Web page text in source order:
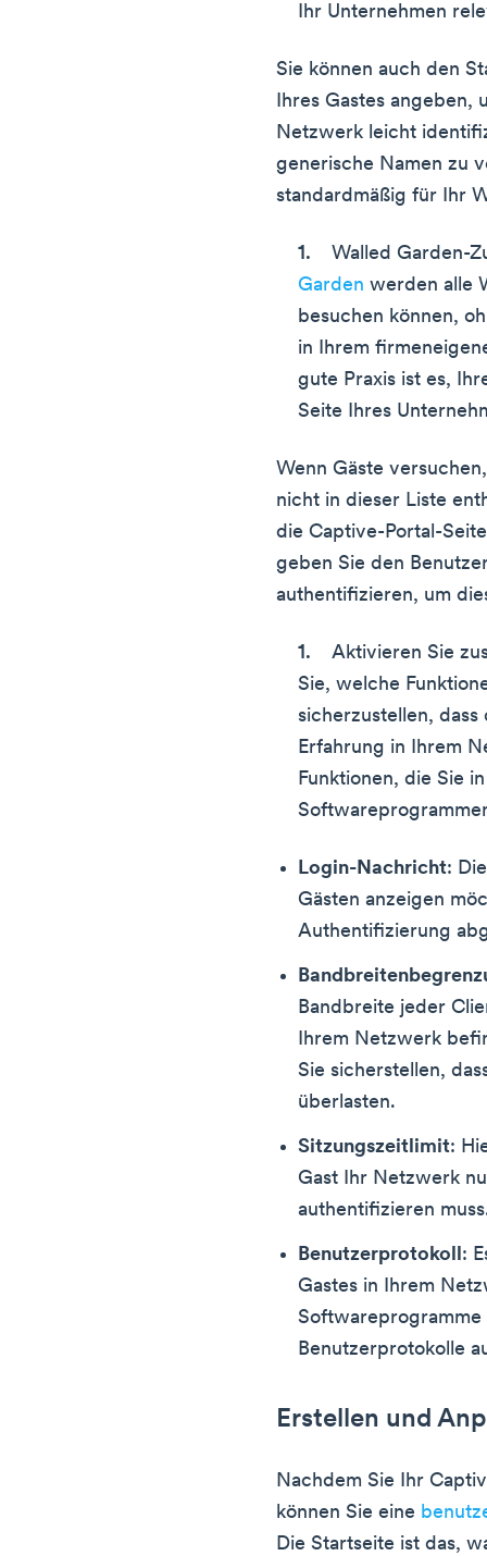
Ihr Unternehmen
Sie können auch den
Ihres Gastes angeben,
Netzwerk leicht
generische Namen zu
standardmäßig für Ihr
Walled Garden-
Garden werden alle
besuchen können,
in Ihrem
gute Praxis ist es,
Seite Ihres
Wenn Gäste
nicht in dieser Liste
die Captive-Portal-
geben Sie den
authentifizieren, um
Aktivieren Sie
Sie, welche
sicherzustellen,
Erfahrung in Ihrem
Funktionen, die Sie
Login-Nachricht:
Gästen anzeigen
Authentifizierung
Bandbreite jeder
Ihrem Netzwerk
Sie sicherstellen,
überlasten.
Sitzungszeitlimit:
Gast Ihr Netzwerk
authentifizieren
Benutzerprotokoll :
Gastes in Ihrem
Softwareprogramme
Benutzerprotokolle
Erstellen und
Nachdem Sie Ihr
können Sie eine
Die Startseite ist das,